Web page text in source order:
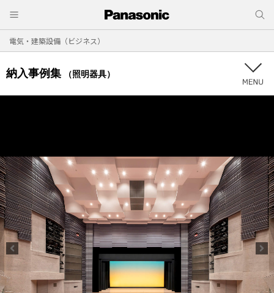
電気・建築設備（ビジネス）
納入事例集 （照明器具）